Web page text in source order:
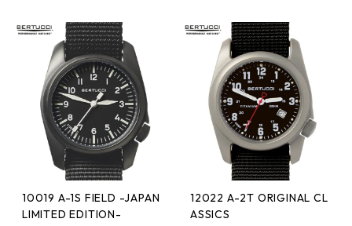
10019 A-1S FIELD -JAPAN
LIMITED EDITION-
12022 A-2T ORIGINAL CL
ASSICS